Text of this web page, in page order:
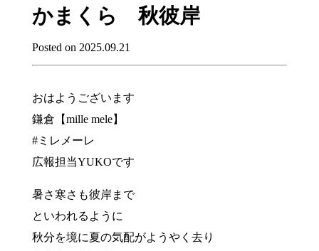
かまくら 秋彼岸
Posted on 2025.09.21
おはようございます
鎌倉【mille mele】
#ミレメーレ
広報担当YUKOです
暑さ寒さも彼岸まで
といわれるように
秋分を境に夏の気配がようやく去り